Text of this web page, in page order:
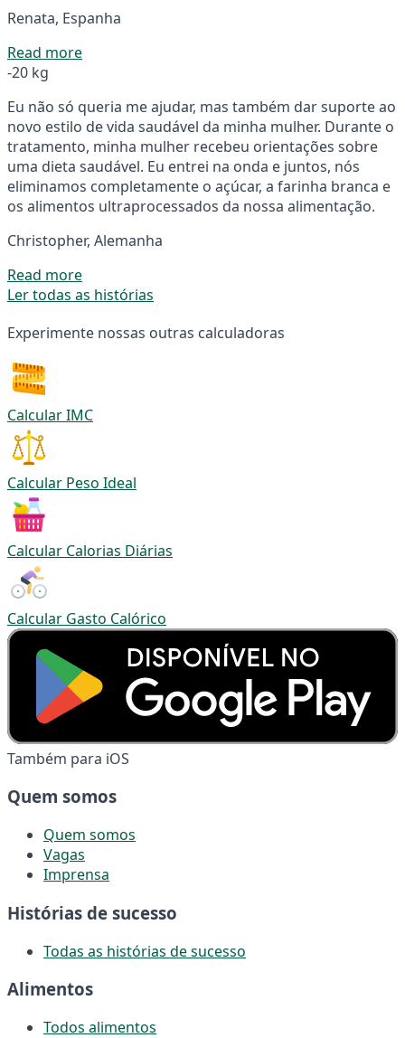
Renata, Espanha
Read more
-20 kg
Eu não só queria me ajudar, mas também dar suporte ao
novo estilo de vida saudável da minha mulher. Durante o
tratamento, minha mulher recebeu orientações sobre
uma dieta saudável. Eu entrei na onda e juntos, nós
eliminamos completamente o açúcar, a farinha branca e
os alimentos ultraprocessados da nossa alimentação.
Christopher, Alemanha
Read more
Ler todas as histórias
Experimente nossas outras calculadoras
Calcular IMC
Calcular Peso Ideal
Calcular Calorias Diárias
Calcular Gasto Calórico
Também para iOS
Quem somos
Quem somos
Vagas
Imprensa
Histórias de sucesso
Todas as histórias de sucesso
Alimentos
Todos alimentos